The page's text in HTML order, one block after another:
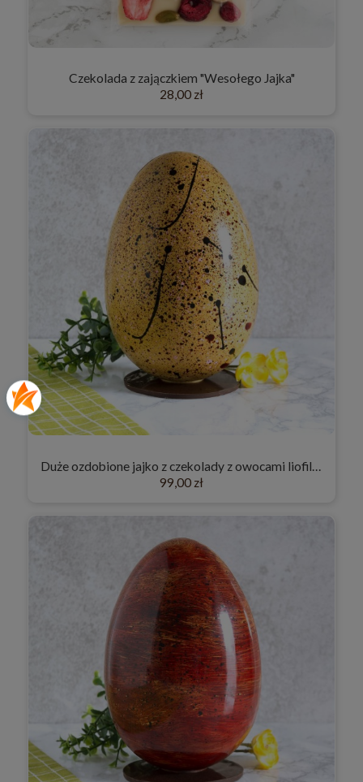
Czekolada z zajączkiem "Wesołego Jajka"
28,00 zł
99,00 zł